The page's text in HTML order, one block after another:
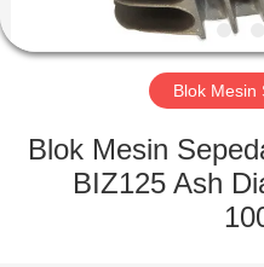
TENTANG
KAMI
TUR
PABRIK
Blok Mesin
Blok Mesin
BIZ125 Ash